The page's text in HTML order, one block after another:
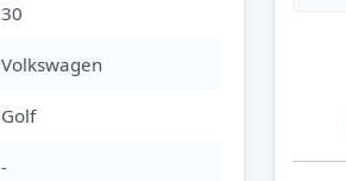
30
Volkswagen
Golf
-